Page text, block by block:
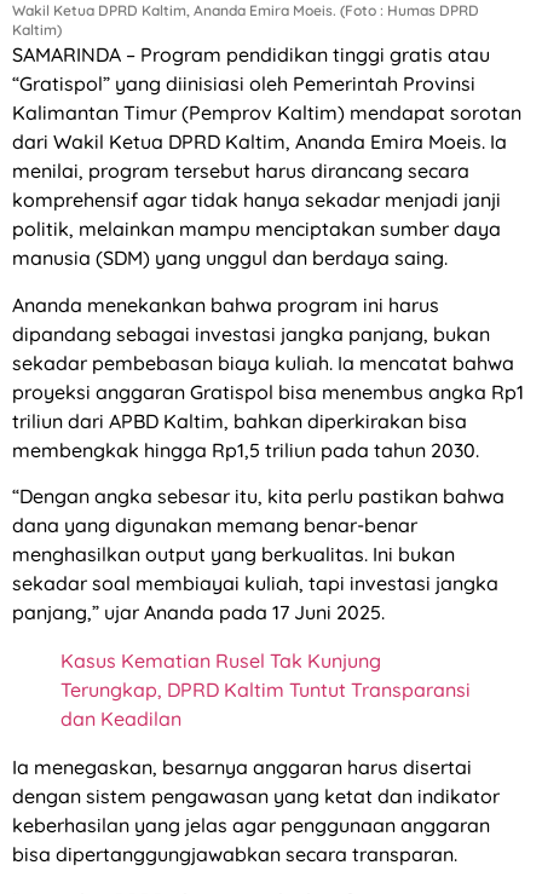
Wakil Ketua DPRD Kaltim, Ananda Emira Moeis. (Foto : Humas DPRD
Kaltim)
SAMARINDA – Program pendidikan tinggi gratis atau
“Gratispol” yang diinisiasi oleh Pemerintah Provinsi
Kalimantan Timur (Pemprov Kaltim) mendapat sorotan
dari Wakil Ketua DPRD Kaltim, Ananda Emira Moeis. Ia
menilai, program tersebut harus dirancang secara
komprehensif agar tidak hanya sekadar menjadi janji
politik, melainkan mampu menciptakan sumber daya
manusia (SDM) yang unggul dan berdaya saing.
Ananda menekankan bahwa program ini harus
dipandang sebagai investasi jangka panjang, bukan
sekadar pembebasan biaya kuliah. Ia mencatat bahwa
proyeksi anggaran Gratispol bisa menembus angka Rp1
triliun dari APBD Kaltim, bahkan diperkirakan bisa
membengkak hingga Rp1,5 triliun pada tahun 2030.
“Dengan angka sebesar itu, kita perlu pastikan bahwa
dana yang digunakan memang benar-benar
menghasilkan output yang berkualitas. Ini bukan
sekadar soal membiayai kuliah, tapi investasi jangka
panjang,” ujar Ananda pada 17 Juni 2025.
Kasus Kematian Rusel Tak Kunjung
Terungkap, DPRD Kaltim Tuntut Transparansi
dan Keadilan
Ia menegaskan, besarnya anggaran harus disertai
dengan sistem pengawasan yang ketat dan indikator
keberhasilan yang jelas agar penggunaan anggaran
bisa dipertanggungjawabkan secara transparan.